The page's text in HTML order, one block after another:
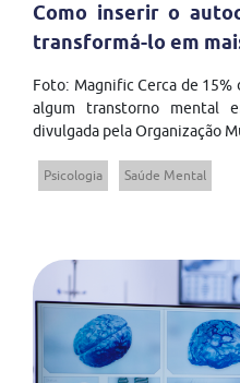
Como inserir o
transformá-lo em
Foto: Magnific Cerca de 15%
algum transtorno mental
divulgada pela Organização
Psicologia Saúde Mental